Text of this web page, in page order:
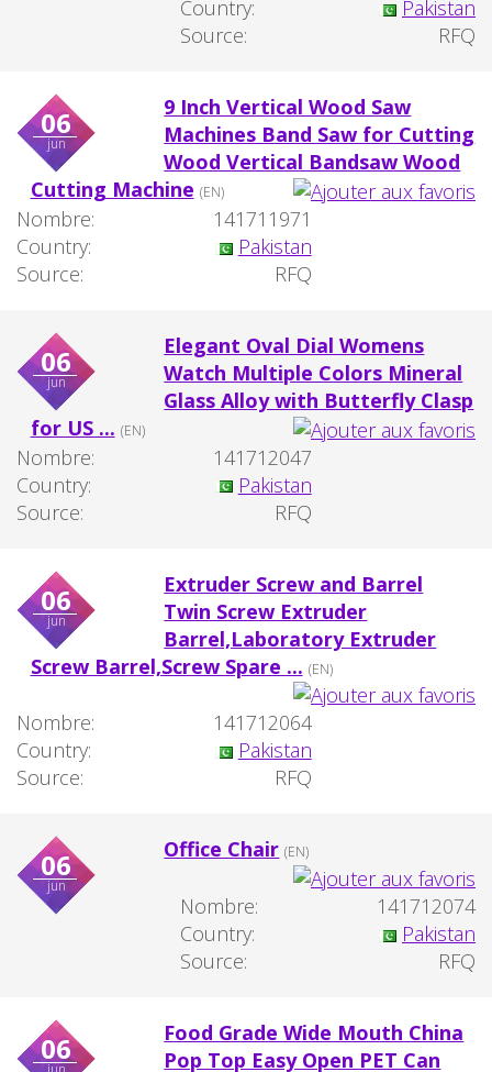
Country:
Pakistan
Source:
RFQ
06
jun
9 Inch Vertical Wood Saw
Machines Band Saw for Cutting
Wood Vertical Bandsaw Wood
Cutting Machine (EN)
Nombre:
141711971
Country:
Pakistan
Source:
RFQ
06
jun
Elegant Oval Dial Womens
Watch Multiple Colors Mineral
Glass Alloy with Butterfly Clasp
for US ... (EN)
Nombre:
141712047
Country:
Pakistan
Source:
RFQ
06
jun
Extruder Screw and Barrel
Twin Screw Extruder
Barrel,Laboratory Extruder
Screw Barrel,Screw Spare ... (EN)
Nombre:
141712064
Country:
Pakistan
Source:
RFQ
06
jun
Office Chair (EN)
Nombre:
141712074
Country:
Pakistan
Source:
RFQ
06
Food Grade Wide Mouth China
Pop Top Easy Open PET Can